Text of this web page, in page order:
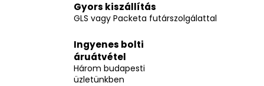
Gyors kiszállítás
GLS vagy Packeta futárszolgálattal
Ingyenes bolti
áruátvétel
Három budapesti
üzletünkben